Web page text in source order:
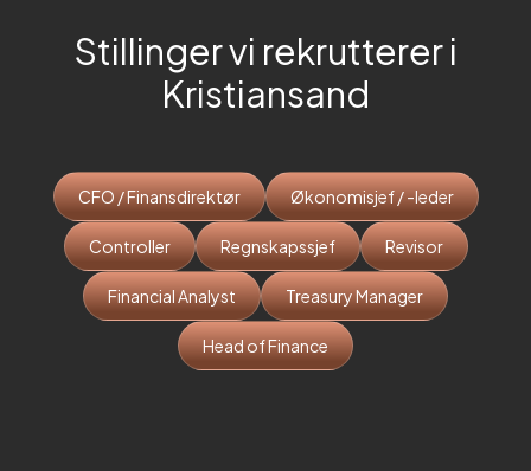
Stillinger vi rekrutterer i
Kristiansand
CFO / Finansdirektør Økonomisjef / -leder
Controller Regnskapssjef Revisor
Financial Analyst Treasury Manager
Head of Finance